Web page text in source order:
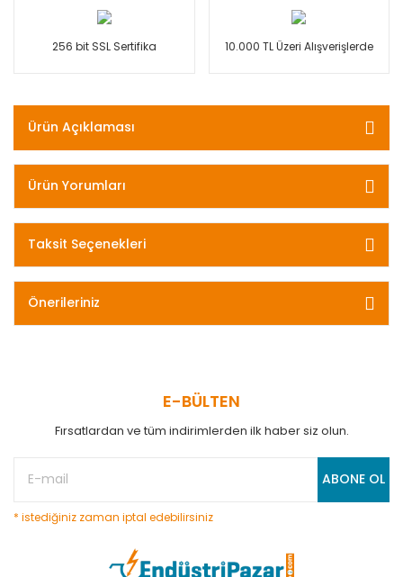
256 bit SSL Sertifika 10.000 TL Üzeri Alışverişlerde
Ürün Açıklaması
Ürün Yorumları
Taksit Seçenekleri
Önerileriniz
E-BÜLTEN
Fırsatlardan ve tüm indirimlerden ilk haber siz olun.
ABONE OL
* istediğiniz zaman iptal edebilirsiniz